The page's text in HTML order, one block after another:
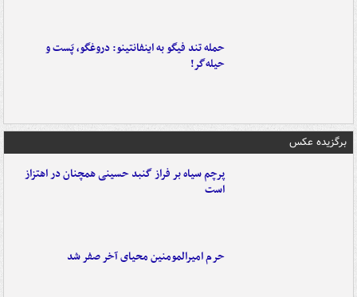
حمله تند فیگو به اینفانتینو: دروغگو، پَست‌ و
حیله‌گر!
برگزیده عکس
پرچم سیاه بر فراز گنبد حسینی همچنان در اهتزاز
است
حرم امیرالمومنین محیای آخر صفر شد